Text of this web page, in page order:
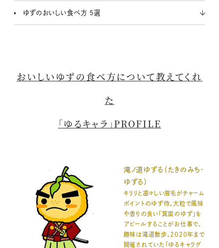
ゆずのおいしい食べ方 5選
おいしいゆずの食べ方について教えてくれ
た
「ゆるキャラ」PROFILE
滝ノ道ゆずる（たきのみち・
ゆずる）
キリリと凛々しい眉毛がチャーム
ポイントのゆず侍。大粒で風味
や香りの良い「箕面のゆず」を
アピールすることがお仕事で、
趣味は滝道散歩。2020年まで
開催されていた「ゆるキャラグ